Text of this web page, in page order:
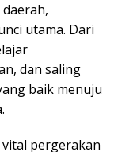
utama. Dari
dan saling
baik menuju
pergerakan